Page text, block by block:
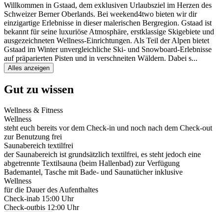
Willkommen in Gstaad, dem exklusiven Urlaubsziel im Herzen des
Schweizer Berner Oberlands. Bei weekend4two bieten wir dir
einzigartige Erlebnisse in dieser malerischen Bergregion. Gstaad ist
bekannt für seine luxuriöse Atmosphäre, erstklassige Skigebiete und
ausgezeichneten Wellness-Einrichtungen. Als Teil der Alpen bietet
Gstaad im Winter unvergleichliche Ski- und Snowboard-Erlebnisse
auf präparierten Pisten und in verschneiten Wäldern. Dabei s...
Alles anzeigen
Gut zu wissen
Wellness & Fitness
Wellness
steht euch bereits vor dem Check-in und noch nach dem Check-out
zur Benutzung frei
Saunabereich textilfrei
der Saunabereich ist grundsätzlich textilfrei, es steht jedoch eine
abgetrennte Textilsauna (beim Hallenbad) zur Verfügung
Bademantel, Tasche mit Bade- und Saunatücher inklusive
Wellness
für die Dauer des Aufenthaltes
Check-inab 15:00 Uhr
Check-outbis 12:00 Uhr